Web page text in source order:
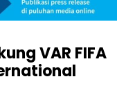
VAR FIFA